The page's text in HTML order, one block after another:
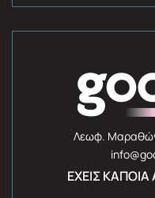
Λεωφ.
ΈΧΕΙΣ